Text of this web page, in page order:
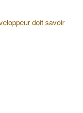
doit savoir